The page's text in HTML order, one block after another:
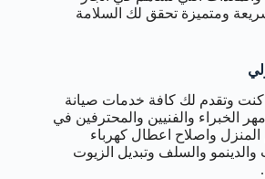
ومتميزة تحقق لك السلامة
وتقدم لك كافة خدمات صيانة
الخبراء والفنيين والمحترفين في
المنزل واصلاح اعطال كهرباء
والدينمو والسلف وتبديل الزيوت